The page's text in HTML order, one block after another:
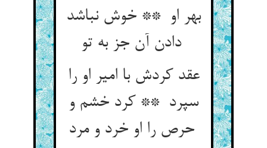
بهر او ** خوش نباشد
دادن آن جز به تو
عقد کردش با امیر او را
سپرد ** کرد خشم و
حرص را او خرد و مرد